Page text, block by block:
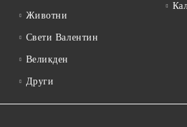
Животни
Свети Валентин
Великден
Други